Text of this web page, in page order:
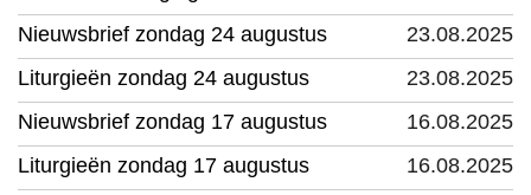
23.08.2025
Nieuwsbrief zondag 24 augustus
23.08.2025
Liturgieën zondag 24 augustus
16.08.2025
Nieuwsbrief zondag 17 augustus
16.08.2025
Liturgieën zondag 17 augustus